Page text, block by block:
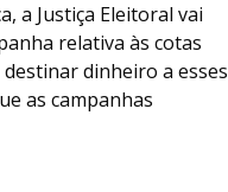
a Justiça Eleitoral vai
relativa às cotas
dinheiro a esses
as campanhas